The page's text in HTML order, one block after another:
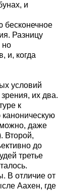
и
бесконечное
Разницу
но
и, когда
условий
их два.
к
даже
Второй,
до
третье
В отличие от
Аахен, где